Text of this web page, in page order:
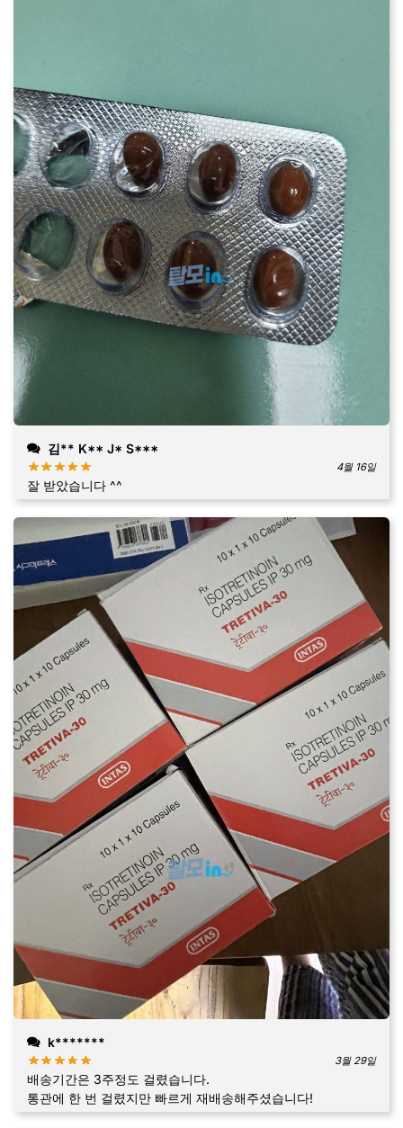
김** K** J* S***
4월 16일
잘 받았습니다 ^^
k*******
3월 29일
배송기간은 3주정도 걸렸습니다.
통관에 한 번 걸렸지만 빠르게 재배송해주셨습니다!